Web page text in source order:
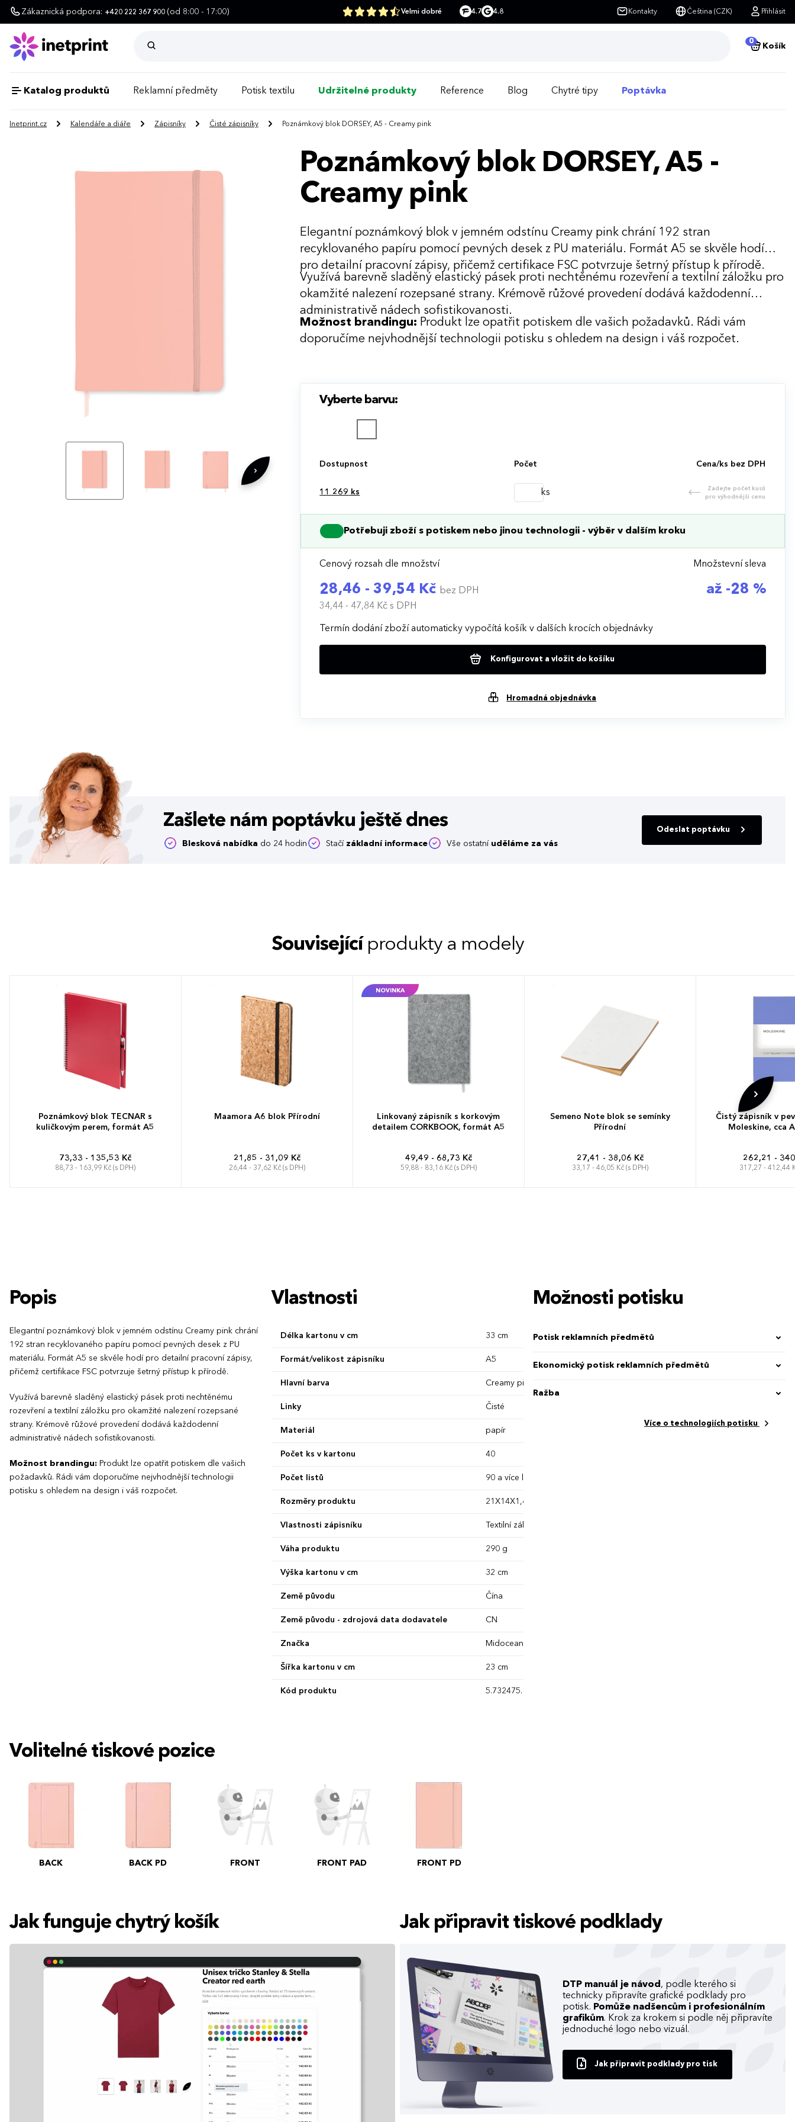
Zákaznická podpora: +420 222 367 900 (od 8:00 - 17:00) Velmi dobré 4.7 4.8 Kontakty Čeština (CZK) Přihlásit
0
Košík
Katalog produktů Reklamní předměty Potisk textilu Udržitelné produkty Reference Blog Chytré tipy Poptávka
Inetprint.cz Kalendáře a diáře Zápisníky Čisté zápisníky Poznámkový blok DORSEY, A5 - Creamy pink
Poznámkový blok DORSEY, A5 -
Creamy pink
Elegantní poznámkový blok v jemném odstínu Creamy pink chrání 192 stran
recyklovaného papíru pomocí pevných desek z PU materiálu. Formát A5 se skvěle hodí
pro detailní pracovní zápisy, přičemž certifikace FSC potvrzuje šetrný přístup k přírodě.
Využívá barevně sladěný elastický pásek proti nechtěnému rozevření a textilní záložku pro
okamžité nalezení rozepsané strany. Krémově růžové provedení dodává každodenní
administrativě nádech sofistikovanosti.
Možnost brandingu: Produkt lze opatřit potiskem dle vašich požadavků. Rádi vám
doporučíme nejvhodnější technologii potisku s ohledem na design i váš rozpočet.
Vyberte barvu:
Dostupnost Počet Cena/ks bez DPH
11 269 ks ks
Zadejte počet kusů
pro výhodnější cenu
Potřebuji zboží s potiskem nebo jinou technologii - výběr v dalším kroku
Cenový rozsah dle množství
28,46 - 39,54 Kč bez DPH
34,44 - 47,84 Kčs DPH
Množstevní sleva
až -28 %
Termín dodání zboží automaticky vypočítá košík v dalších krocích objednávky
Konfigurovat a vložit do košíku
Hromadná objednávka
Zašlete nám poptávku ještě dnes
Blesková nabídka do 24 hodin Stačí základní informace Vše ostatní uděláme za vás
Odeslat poptávku
Související produkty a modely
Poznámkový blok TECNAR s
kuličkovým perem, formát A5
73,33 - 135,53 Kč
88,73 - 163,99 Kč (s DPH)
Maamora A6 blok Přírodní
21,85 - 31,09 Kč
26,44 - 37,62 Kč (s DPH)
NOVINKA
Linkovaný zápisník s korkovým
detailem CORKBOOK, formát A5
49,49 - 68,73 Kč
59,88 - 83,16 Kč (s DPH)
Semeno Note blok se semínky
Přírodní
27,41 - 38,06 Kč
33,17 - 46,05 Kč (s DPH)
Čistý zápisník v
Moleskine, cca
262,21 -
317,27 - 412,44
Popis
Elegantní poznámkový blok v jemném odstínu Creamy pink chrání
192 stran recyklovaného papíru pomocí pevných desek z PU
materiálu. Formát A5 se skvěle hodí pro detailní pracovní zápisy,
přičemž certifikace FSC potvrzuje šetrný přístup k přírodě.
Využívá barevně sladěný elastický pásek proti nechtěnému
rozevření a textilní záložku pro okamžité nalezení rozepsané
strany. Krémově růžové provedení dodává každodenní
administrativě nádech sofistikovanosti.
Možnost brandingu: Produkt lze opatřit potiskem dle vašich
požadavků. Rádi vám doporučíme nejvhodnější technologii
potisku s ohledem na design i váš rozpočet.
Vlastnosti
Délka kartonu v cm 33 cm
Formát/velikost zápisníku A5
Hlavní barva Creamy pink
Linky Čisté
Materiál papír
Počet ks v kartonu 40
Počet listů 90 a více listů
Rozměry produktu 21X14X1,6 CM
Vlastnosti zápisníku Textilní záložka, Zavírání na gumičku
Váha produktu 290 g
Výška kartonu v cm 32 cm
Země původu Čína
Země původu - zdrojová data dodavatele CN
Značka Midocean
Šířka kartonu v cm 23 cm
Kód produktu 5.732475.1090.00
Možnosti potisku
Potisk reklamních předmětů
Ekonomický potisk reklamních předmětů
Ražba
Více o technologiích potisku
Volitelné tiskové pozice
BACK BACK PD FRONT FRONT PAD FRONT PD
Jak funguje chytrý košík Jak připravit tiskové podklady
DTP manuál je návod , podle kterého si
technicky připravíte grafické podklady pro
potisk. Pomůže nadšencům i profesionálním
grafikům. Krok za krokem si podle něj připravíte
jednoduché logo nebo vizuál.
Jak připravit podklady pro tisk